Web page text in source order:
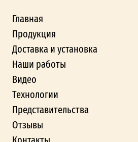
Главная
Продукция
Доставка и установка
Наши работы
Видео
Технологии
Представительства
Отзывы